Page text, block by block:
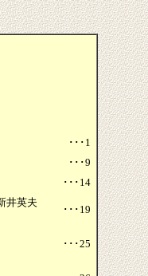
･･･1
･･･9
･･･14
井英夫
･･･19
･･･25